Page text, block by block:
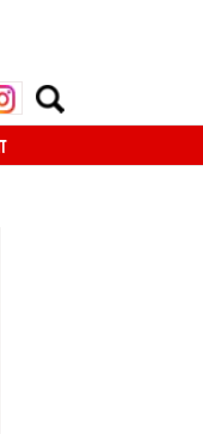
Search
for: